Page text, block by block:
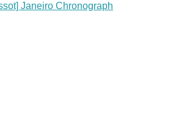
Janeiro Chronograph